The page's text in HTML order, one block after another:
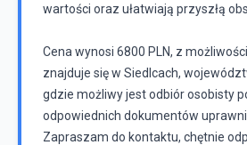
wartości oraz ułatwiają przyszłą
Cena wynosi 6800 PLN, z
znajduje się w Siedlcach,
gdzie możliwy jest odbiór osobisty
odpowiednich dokumentów
Zapraszam do kontaktu, chętnie